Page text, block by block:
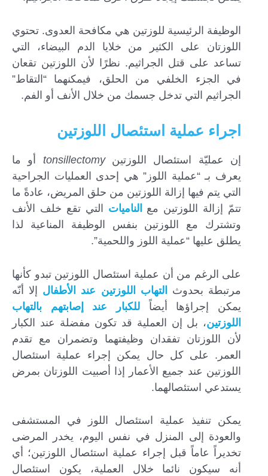
الوظيفة الرئيسية للوزتين هي مكافحة العدوى. تحتوي
اللوزتان على الكثير من خلايا الدم البيضاء، التي
تساعد على قتل الجراثيم. نظرًا لأن اللوزتين تقعان
في الجزء الخلفي من الحلق، فيمكنهما “التقاط”
الجراثيم التي تدخل جسمك من خلال الأنف أو الفم.
اجراء عملية استئصال اللوزتين
إن عمليّة استئصال اللوزتينtonsillectomy
أو ما
يعرف بـ “عملية اللوز” هي إحدى العمليات الجراحية
التي يتم فيها إزالة اللوزتين من حلق المريض، عادةً ما
تتمّ إزالة اللوزتين مع
الناميات التي تقع خلف الأنف
وتشترك مع اللوزتين بنفس الوظيفة المناعية لذا
يطلق عليها “عملية اللوز واللحمية”.
على الرغم من أن عملية استئصال اللوزتين تبدو كأنها
مرتبطة بحدوث
التهاب اللوزتين عند الأطفال إلا أنّه
يمكن إجراؤها أيضاً للكبار عند إصابتهم بالتهاب
اللوزتين، بل إن العملية قد تكون مفضلة عند الكبار
لأن اللوزتان تفقدان وظيفتهما وتضمران مع تقدم
العمر. على كل حال يمكن إجراء عملية استئصال
اللوزتين عند جميع الأعمار إذا أصبيت اللوزتان بمرض
يستدعي استئصالهما.
يمكن تنفيذ عملية استئصال اللوز في المستشفى
والعودة إلى المنزل في نفس اليوم، يخدر المرضى
تخديراً عاماً قبل إجراء عملية استئصال اللوزتين؛ أي
أنه سيكون نائما خلال العملية، يكون استئصال